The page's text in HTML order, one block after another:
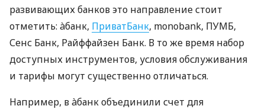
развивающих банков это направление стоит
отметить: àбанк, ПриватБанк, monobank, ПУМБ,
Сенс Банк, Райффайзен Банк. В то же время набор
доступных инструментов, условия обслуживания
и тарифы могут существенно отличаться.
Например, в àбанк объединили счет для